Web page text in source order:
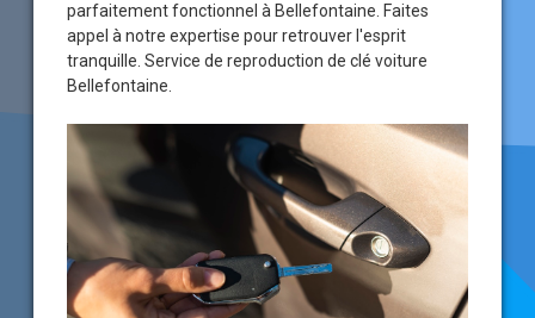
parfaitement fonctionnel à Bellefontaine. Faites
appel à notre expertise pour retrouver l'esprit
tranquille. Service de reproduction de clé voiture
Bellefontaine.